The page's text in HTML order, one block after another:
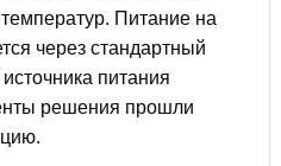
Питание на
через стандартный
питания
решения прошли